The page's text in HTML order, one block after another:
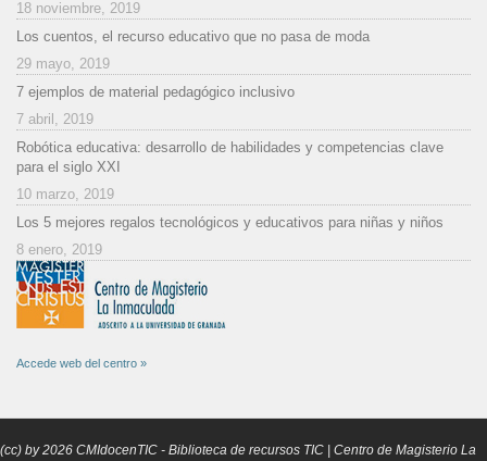
18 noviembre, 2019
Los cuentos, el recurso educativo que no pasa de moda
29 mayo, 2019
7 ejemplos de material pedagógico inclusivo
7 abril, 2019
Robótica educativa: desarrollo de habilidades y competencias clave
para el siglo XXI
10 marzo, 2019
Los 5 mejores regalos tecnológicos y educativos para niñas y niños
8 enero, 2019
Accede web del centro »
(cc) by2026 CMIdocenTIC - Biblioteca de recursos TIC | Centro de Magisterio La